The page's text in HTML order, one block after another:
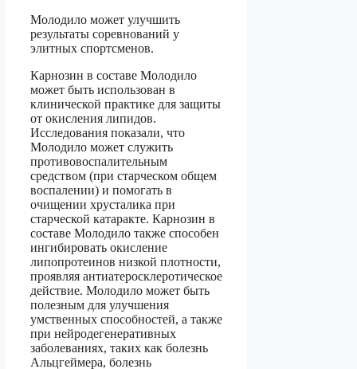
Молодило может улучшить
результаты соревнований у
элитных спортсменов.
Карнозин в составе Молодило
может быть использован в
клинической практике для защиты
от окисления липидов.
Исследования показали, что
Молодило может служить
противовоспалительным
средством (при старческом общем
воспалении) и помогать в
очищении хрусталика при
старческой катаракте. Карнозин в
составе Молодило также способен
ингибировать окисление
липопротеинов низкой плотности,
проявляя антиатеросклеротическое
действие. Молодило может быть
полезным для улучшения
умственных способностей, а также
при нейродегенеративных
заболеваниях, таких как болезнь
Альцгеймера, болезнь